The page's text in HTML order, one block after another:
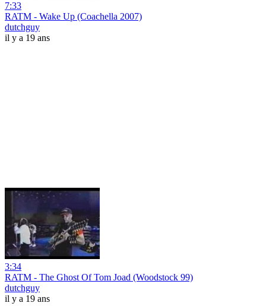
7:33
RATM - Wake Up (Coachella 2007)
dutchguy
il y a 19 ans
3:34
RATM - The Ghost Of Tom Joad (Woodstock 99)
dutchguy
il y a 19 ans